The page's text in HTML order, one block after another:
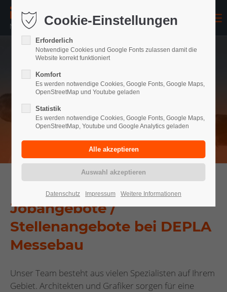
Jobangebote /
Stellenangebote bei DEPLA
Messebau
Unser Team besteht aus vielen Spezialisten auf Ihrem
Gebiet. Architekten und Grafiker sorgen für eine
Cookie-Einstellungen
Erforderlich
Notwendige Cookies und Google Fonts zulassen damit die
Website korrekt funktioniert
Komfort
Es werden notwendige Cookies, Google Fonts, Google Maps,
OpenStreetMap und Youtube geladen
Statistik
Es werden notwendige Cookies, Google Fonts, Google Maps,
OpenStreetMap, Youtube und Google Analytics geladen
Datenschutz Impressum Weitere Informationen